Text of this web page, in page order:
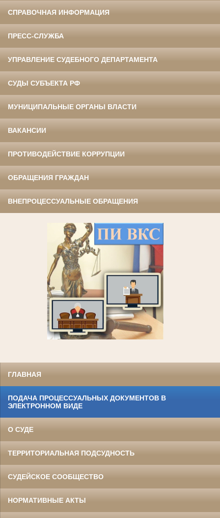
СПРАВОЧНАЯ ИНФОРМАЦИЯ
ПРЕСС-СЛУЖБА
УПРАВЛЕНИЕ СУДЕБНОГО ДЕПАРТАМЕНТА
СУДЫ СУБЪЕКТА РФ
МУНИЦИПАЛЬНЫЕ ОРГАНЫ ВЛАСТИ
ВАКАНСИИ
ПРОТИВОДЕЙСТВИЕ КОРРУПЦИИ
ОБРАЩЕНИЯ ГРАЖДАН
ВНЕПРОЦЕССУАЛЬНЫЕ ОБРАЩЕНИЯ
ГЛАВНАЯ
ПОДАЧА ПРОЦЕССУАЛЬНЫХ ДОКУМЕНТОВ В
ЭЛЕКТРОННОМ ВИДЕ
О СУДЕ
ТЕРРИТОРИАЛЬНАЯ ПОДСУДНОСТЬ
СУДЕЙСКОЕ СООБЩЕСТВО
НОРМАТИВНЫЕ АКТЫ